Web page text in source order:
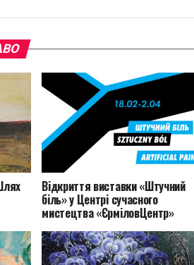
Відкриття виставки «Штучний
біль» у Центрі сучасного
мистецтва «ЄрміловЦентр»